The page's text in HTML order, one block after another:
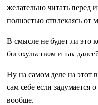
желательно читать перед
полностью отвлекаясь от
В смысле не будет ли это
богохульством и так далее?
Ну на самом деле на этот
сам себе если задумается
вообще.